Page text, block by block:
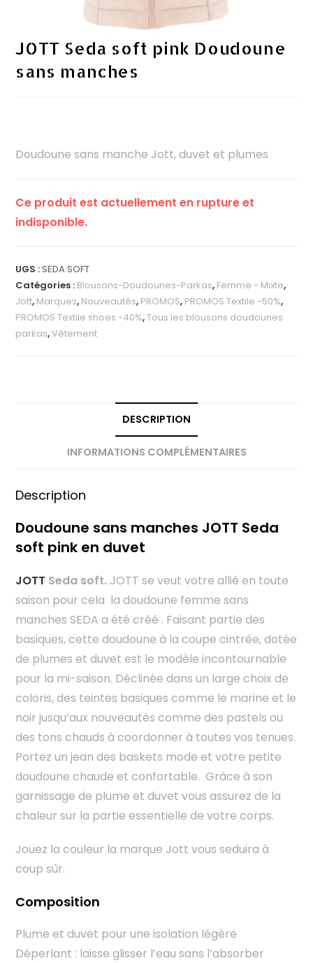
JOTT Seda soft pink Doudoune
sans manches
Doudoune sans manche Jott, duvet et plumes
Ce produit est actuellement en rupture et
indisponible.
UGS :SEDA SOFT
Catégories : Blousons-Doudounes-Parkas, Femme - Mixte,
Jott, Marques, Nouveautés, PROMOS, PROMOS Textile -50%,
PROMOS Textile shoes -40%,Tous les blousons doudounes
parkas,Vêtement
DESCRIPTION
INFORMATIONS COMPLÉMENTAIRES
Description
Doudoune sans manches JOTT Seda
soft pink en duvet
JOTT Seda soft. JOTT se veut votre allié en toute
saison pour cela la doudoune femme sans
manches SEDA a été créé . Faisant partie des
basiques, cette doudoune à la coupe cintrée, dotée
de plumes et duvet est le modèle incontournable
pour la mi-saison. Déclinée dans un large choix de
coloris, des teintes basiques comme le marine et le
noir jusqu’aux nouveautés comme des pastels ou
des tons chauds à coordonner à toutes vos tenues.
Portez un jean des baskets mode et votre petite
doudoune chaude et confortable. Gràce à son
garnissage de plume et duvet vous assurez de la
chaleur sur la partie essentielle de votre corps.
Jouez la couleur la marque Jott vous seduira à
coup sûr.
Composition
Plume et duvet pour une isolation légère
Déperlant : laisse glisser l’eau sans l’absorber